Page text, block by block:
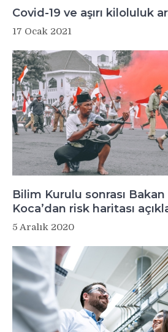
Covid-19 ve aşırı kiloluluk
17 Ocak 2021
Bilim Kurulu sonrası
Koca’dan risk haritası
5 Aralık 2020